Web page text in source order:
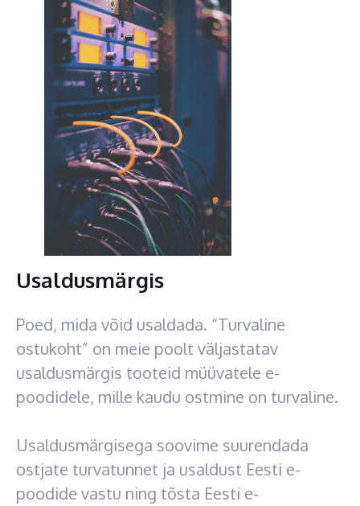
Usaldusmärgis
Poed, mida võid usaldada. “Turvaline
ostukoht” on meie poolt väljastatav
usaldusmärgis tooteid müüvatele e-
poodidele, mille kaudu ostmine on turvaline.
Usaldusmärgisega soovime suurendada
ostjate turvatunnet ja usaldust Eesti e-
poodide vastu ning tõsta Eesti e-